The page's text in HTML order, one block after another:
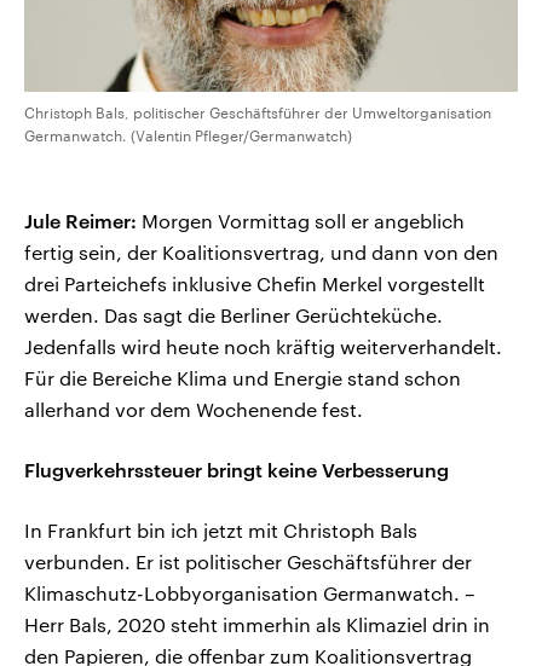
Christoph Bals, politischer Geschäftsführer der Umweltorganisation
Germanwatch. (Valentin Pfleger/Germanwatch)
Jule Reimer: Morgen Vormittag soll er angeblich
fertig sein, der Koalitionsvertrag, und dann von den
drei Parteichefs inklusive Chefin Merkel vorgestellt
werden. Das sagt die Berliner Gerüchteküche.
Jedenfalls wird heute noch kräftig weiterverhandelt.
Für die Bereiche Klima und Energie stand schon
allerhand vor dem Wochenende fest.
Flugverkehrssteuer bringt keine Verbesserung
In Frankfurt bin ich jetzt mit Christoph Bals
verbunden. Er ist politischer Geschäftsführer der
Klimaschutz-Lobbyorganisation Germanwatch. –
Herr Bals, 2020 steht immerhin als Klimaziel drin in
den Papieren, die offenbar zum Koalitionsvertrag